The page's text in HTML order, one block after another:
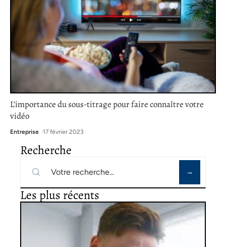
L’importance du sous-titrage pour faire connaître votre
vidéo
Entreprise 17 février 2023
Recherche
Les plus récents